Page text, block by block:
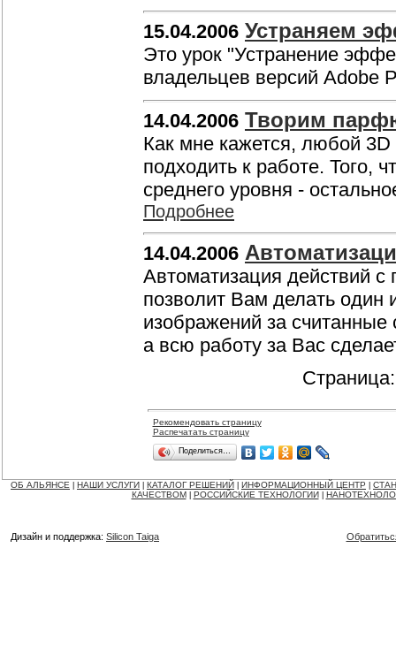
15.04.2006 Устраняем
Это урок "Устранение
владельцев версий Adobe
14.04.2006 Творим
Как мне кажется, любой 3D
подходить к работе. Того,
среднего уровня -
Подробнее
14.04.2006
Автоматизация действий
позволит Вам делать один
изображений за
а всю работу за Вас
Рекомендовать страницу
Распечатать страницу
Поделиться…
ОБ АЛЬЯНСЕ НАШИ УСЛУГИ КАТАЛОГ РЕШЕНИЙ ИНФОРМАЦИОННЫЙ ЦЕНТР
КАЧЕСТВОМ
РОССИЙСКИЕ ТЕХНОЛОГИИ
Дизайн и поддержка: Silicon Taiga